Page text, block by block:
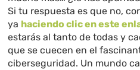
Si tu respuesta es que no,
ya haciendo clic en este
estarás al tanto de todas y
que se cuecen en el
ciberseguridad. Un mundo